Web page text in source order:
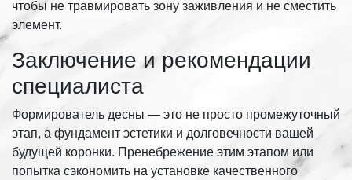
чтобы не травмировать зону заживления и не сместить
элемент.
Заключение и рекомендации
специалиста
Формирователь десны — это не просто промежуточный
этап, а фундамент эстетики и долговечности вашей
будущей коронки. Пренебрежение этим этапом или
попытка сэкономить на установке качественного